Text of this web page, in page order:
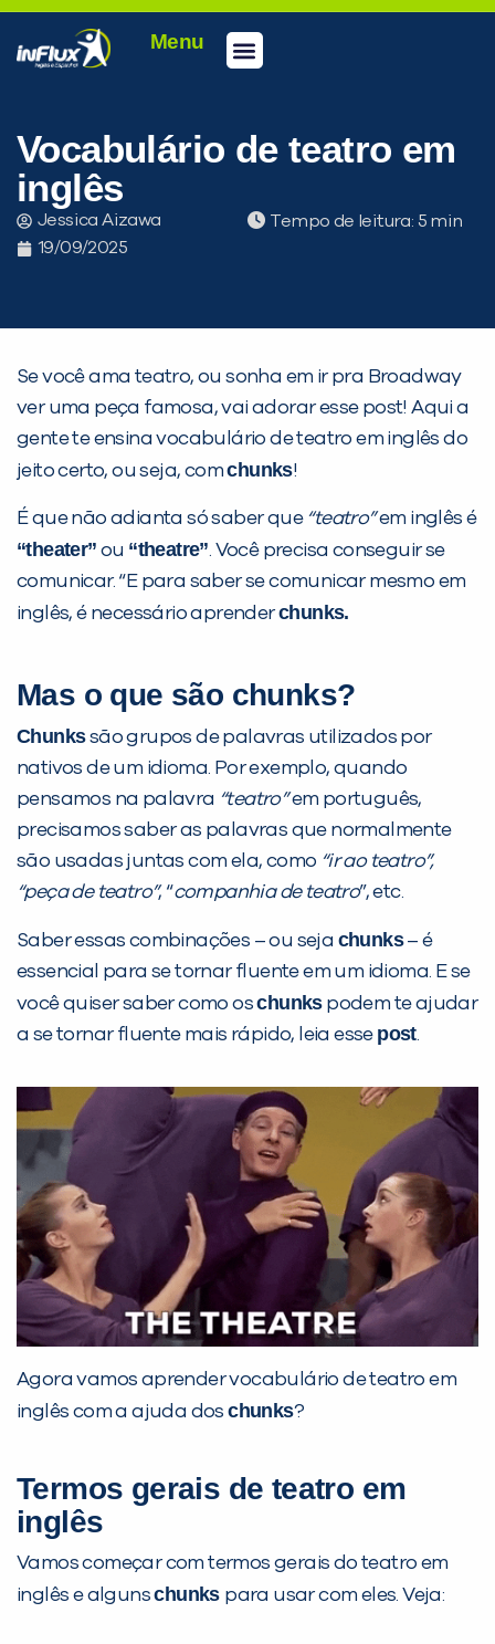
Menu
Vocabulário de teatro em
inglês
Jessica Aizawa
19/09/2025
Tempo de leitura:
Se você ama teatro, ou sonha em ir pra Broadway
ver uma peça famosa, vai adorar esse post! Aqui a
gente te ensina vocabulário de teatro em inglês do
jeito certo, ou seja, comchunks!
É que não adianta só saber que “teatro”em inglês é
“theater” ou “theatre”. Você precisa conseguir se
comunicar. “E para saber se comunicar mesmo em
inglês, é necessário aprenderchunks.
Mas o que são chunks?
Chunkssão grupos de palavras utilizados por
nativos de um idioma. Por exemplo, quando
pensamos na palavra “teatro”em português,
precisamos saber as palavras que normalmente
são usadas juntas com ela, como “ir ao teatro”,
“peça de teatro”, “companhia de teatro”, etc.
Saber essas combinações – ou seja chunks– é
essencial para se tornar fluente em um idioma. E se
você quiser saber como oschunkspodem te ajudar
a se tornar fluente mais rápido, leia esse post.
Agora vamos aprender vocabulário de teatro em
inglês com a ajuda doschunks?
Termos gerais de teatro em
inglês
Vamos começar com termos gerais do teatro em
inglês e algunschunks para usar com eles. Veja:
PEÇA UMA DEMONSTRAÇÃO DE MÉTODO
Desculpe!
inFlux nesta cidade ou bairro que
você digitou.
Preencha com seus dados abaixo e
com a :